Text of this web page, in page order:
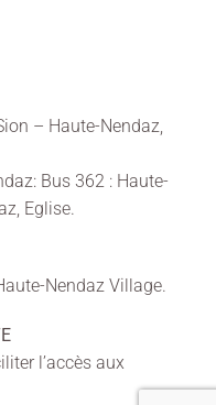
– Haute-Nendaz,
Bus 362 : Haute-
Eglise.
Nendaz Village.
l’accès aux